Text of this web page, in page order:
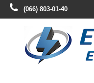
(066) 803-01-40